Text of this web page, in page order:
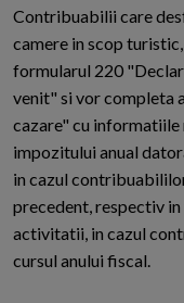
Contribuabilii care
camere in scop
formularul 220
venit" si vor completa
cazare" cu informatiile
impozitului anual
in cazul
precedent, respectiv
activitatii, in cazul
cursul anului fiscal.